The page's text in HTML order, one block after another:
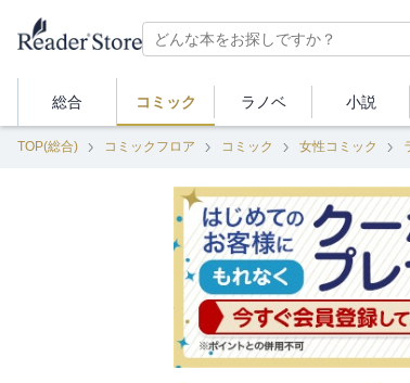
総合 コミック ラノベ 小説
TOP(総合) コミックフロア コミック 女性コミック